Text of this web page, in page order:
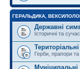
ГЕРАЛЬДИКА,
Державні
Історичні та
Герби, прапори та